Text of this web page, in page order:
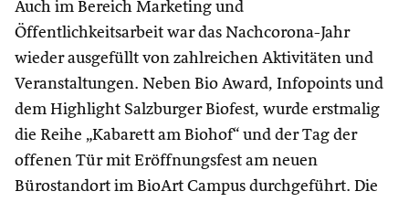
Auch im Bereich Marketing und
Öffentlichkeitsarbeit war das Nachcorona-Jahr
wieder ausgefüllt von zahlreichen Aktivitäten und
Veranstaltungen. Neben Bio Award, Infopoints und
dem Highlight Salzburger Biofest, wurde erstmalig
die Reihe „Kabarett am Biohof“ und der Tag der
offenen Tür mit Eröffnungsfest am neuen
Bürostandort im BioArt Campus durchgeführt. Die